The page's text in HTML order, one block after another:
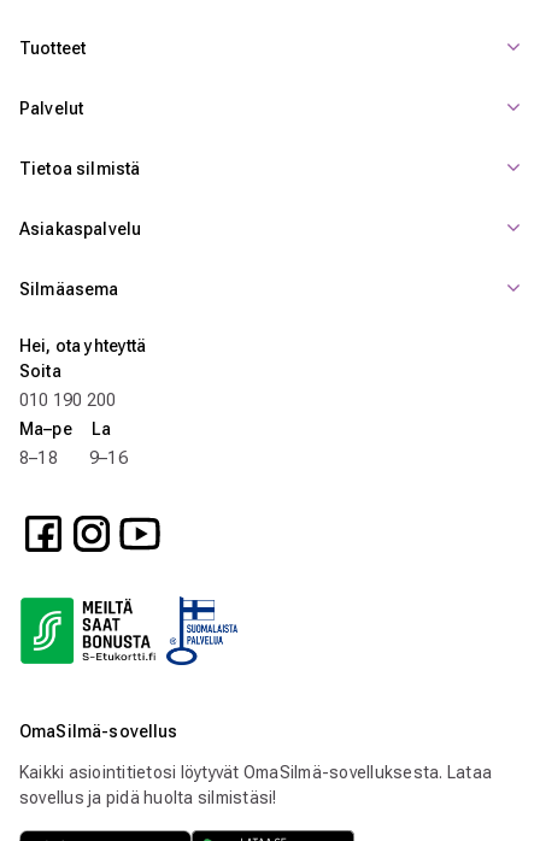
Tuotteet
Palvelut
Tietoa silmistä
Asiakaspalvelu
Silmäasema
Hei, ota yhteyttä
Soita
010 190 200
Ma–pe La
8–18 9–16
OmaSilmä-sovellus
Kaikki asiointitietosi löytyvät OmaSilmä-sovelluksesta. Lataa
sovellus ja pidä huolta silmistäsi!